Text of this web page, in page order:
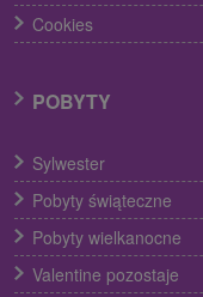
Cookies
POBYTY
Sylwester
Pobyty świąteczne
Pobyty wielkanocne
Valentine pozostaje